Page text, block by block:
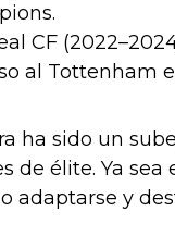
CF
al Tottenham
ha sido un
de élite. Ya sea
adaptarse y